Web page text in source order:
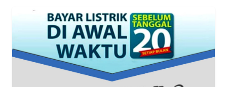
WN
JABAR